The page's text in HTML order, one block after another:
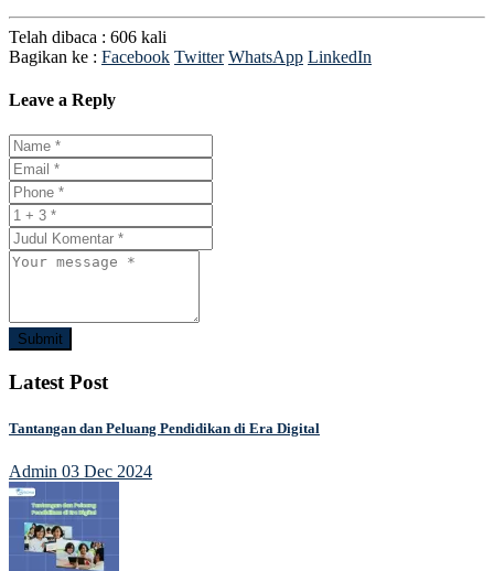
Telah dibaca : 606 kali
Bagikan ke : Facebook Twitter WhatsApp LinkedIn
Leave a Reply
Submit
Latest Post
Tantangan dan Peluang Pendidikan di Era Digital
Admin 03 Dec 2024